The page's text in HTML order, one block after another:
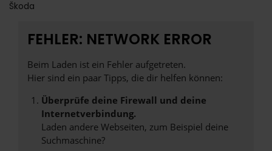
Škoda
FEHLER: NETWORK ERROR
Beim Laden ist ein Fehler aufgetreten.
Hier sind ein paar Tipps, die dir helfen können:
Überprüfe deine Firewall und deine
Internetverbindung.
Laden andere Webseiten, zum Beispiel deine
Suchmaschine?